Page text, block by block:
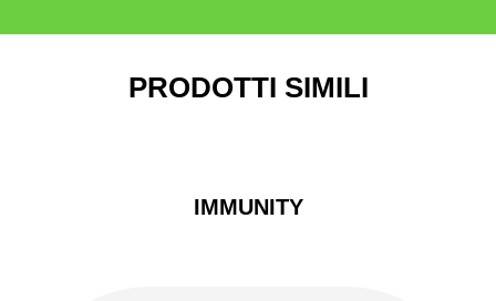
PRODOTTI SIMILI
IMMUNITY